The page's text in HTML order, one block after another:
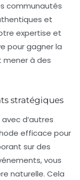
communautés
et
expertise et
pour gagner la
mener à des
stratégiques
d’autres
efficace pour
sur des
vous
naturelle. Cela